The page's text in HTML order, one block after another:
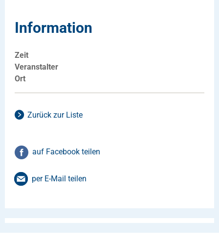
Information
Zeit
Veranstalter
Ort
Zurück zur Liste
auf Facebook teilen
per E-Mail teilen